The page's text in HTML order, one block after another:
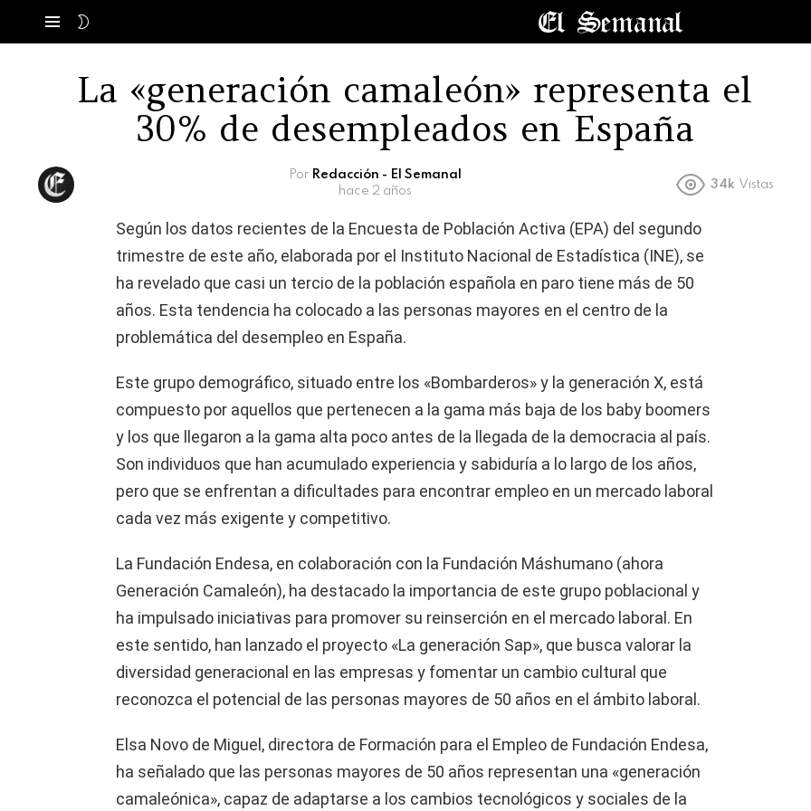
La «generación camaleón» representa el
30% de desempleados en España
Por Redacción - El Semanal
hace 2 años
34k Vistas
Según los datos recientes de la Encuesta de Población Activa (EPA) del segundo
trimestre de este año, elaborada por el Instituto Nacional de Estadística (INE), se
ha revelado que casi un tercio de la población española en paro tiene más de 50
años. Esta tendencia ha colocado a las personas mayores en el centro de la
problemática del desempleo en España.
Este grupo demográfico, situado entre los «Bombarderos» y la generación X, está
compuesto por aquellos que pertenecen a la gama más baja de los baby boomers
y los que llegaron a la gama alta poco antes de la llegada de la democracia al país.
Son individuos que han acumulado experiencia y sabiduría a lo largo de los años,
pero que se enfrentan a dificultades para encontrar empleo en un mercado laboral
cada vez más exigente y competitivo.
La Fundación Endesa, en colaboración con la Fundación Máshumano (ahora
Generación Camaleón), ha destacado la importancia de este grupo poblacional y
ha impulsado iniciativas para promover su reinserción en el mercado laboral. En
este sentido, han lanzado el proyecto «La generación Sap», que busca valorar la
diversidad generacional en las empresas y fomentar un cambio cultural que
reconozca el potencial de las personas mayores de 50 años en el ámbito laboral.
Elsa Novo de Miguel, directora de Formación para el Empleo de Fundación Endesa,
ha señalado que las personas mayores de 50 años representan una «generación
camaleónica», capaz de adaptarse a los cambios tecnológicos y sociales de la